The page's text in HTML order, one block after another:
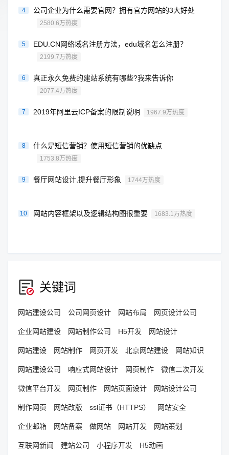
4 公司企业为什么需要官网？拥有官方网站的3大好处
2580.6万热度
5 EDU.CN网络域名注册方法，edu域名怎么注册？
2199.7万热度
6 真正永久免费的建站系统有哪些?我来告诉你
2077.4万热度
7 2019年阿里云ICP备案的限制说明 1967.9万热度
8 什么是短信营销？使用短信营销的优缺点
1753.8万热度
9 餐厅网站设计,提升餐厅形象 1744万热度
10 网站内容框架以及逻辑结构图很重要 1683.1万热度
关键词
网站建设公司 公司网页设计 网站布局 网页设计公司
企业网站建设 网站制作公司 H5开发 网站设计
网站建设 网站制作 网页开发 北京网站建设 网站知识
网站建设公司 响应式网站设计 网页制作 微信二次开发
微信平台开发 网页制作 网站页面设计 网站设计公司
制作网页 网站改版 ssl证书（HTTPS） 网站安全
企业邮箱 网站备案 做网站 网站开发 网站策划
互联网新闻 建站公司 小程序开发 H5动画